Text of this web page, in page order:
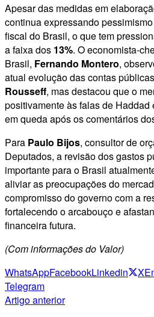
Apesar das medidas em
continua expressando
fiscal do Brasil, o que tem
a faixa dos 13%. O economista-
Brasil, Fernando Montero,
atual evolução das contas
Rousseff, mas destacou que o
positivamente às falas de
em queda após os comentários
Para Paulo Bijos, consultor de
Deputados, a revisão dos gastos
importante para o Brasil
aliviar as preocupações do
compromisso do governo com a
fortalecendo o arcabouço e
financeira futura.
(Com informações do Valor)
WhatsAppFacebookLinkedin X
Telegram
Artigo anterior